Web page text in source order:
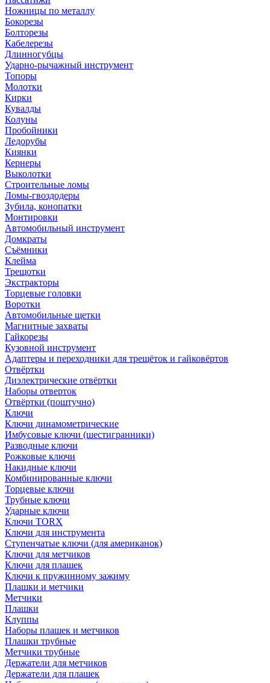
Ножницы по металлу
Бокорезы
Болторезы
Кабелерезы
Длинногубцы
Ударно-рычажный инструмент
Топоры
Молотки
Кирки
Кувалды
Колуны
Пробойники
Ледорубы
Киянки
Кернеры
Выколотки
Строительные ломы
Ломы-гвоздодеры
Зубила, конопатки
Монтировки
Автомобильный инструмент
Домкраты
Съёмники
Клейма
Трещотки
Экстракторы
Торцевые головки
Воротки
Автомобильные щетки
Магнитные захваты
Гайкорезы
Кузовной инструмент
Адаптеры и переходники для трещёток и гайковёртов
Отвёртки
Диэлектрические отвёртки
Наборы отверток
Отвёртки (поштучно)
Ключи
Ключи динамометрические
Имбусовые ключи (шестигранники)
Разводные ключи
Рожковые ключи
Накидные ключи
Комбинированные ключи
Торцевые ключи
Трубные ключи
Ударные ключи
Ключи TORX
Ключи для инструмента
Ступенчатые ключи (для американок)
Ключи для метчиков
Ключи для плашек
Ключи к пружинному зажиму
Плашки и метчики
Метчики
Плашки
Клуппы
Наборы плашек и метчиков
Плашки трубные
Метчики трубные
Держатели для метчиков
Держатели для плашек